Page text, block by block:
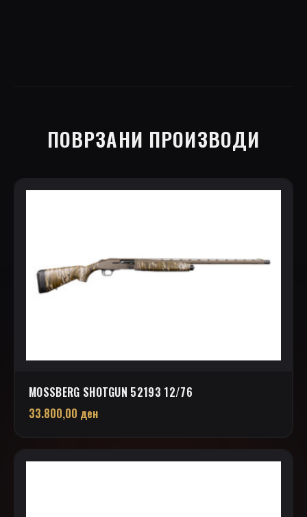
ПОВРЗАНИ ПРОИЗВОДИ
MOSSBERG SHOTGUN 52193 12/76
33.800,00 ден